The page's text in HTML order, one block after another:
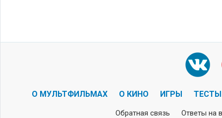
О МУЛЬТФИЛЬМАХ О КИНО ИГРЫ ТЕСТЫ
Обратная связь Ответы на